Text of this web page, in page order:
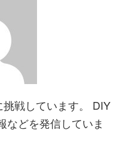
戦しています。 DIY
などを発信していま